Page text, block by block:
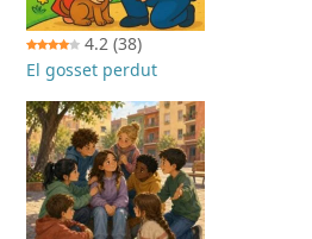
4.2 (38)
El gosset perdut